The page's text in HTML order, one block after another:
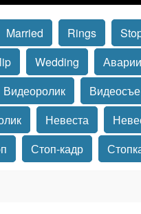
Married Rings
Wedding
Аварии
Видеоролик
Невеста
Стоп-кадр